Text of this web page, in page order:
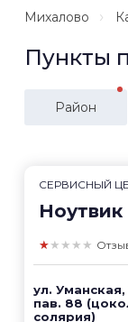
Михалово
Пункты
Район
СЕРВИСНЫЙ
Ноутвик
★★★★★
ул.
пав. 88
солярия)